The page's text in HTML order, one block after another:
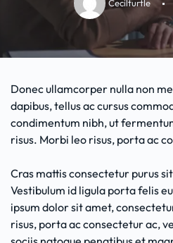
Cecilturtle
Donec ullamcorper nulla non
dapibus, tellus ac cursus
condimentum nibh, ut
risus. Morbi leo risus, porta ac
Cras mattis consectetur purus
Vestibulum id ligula porta felis
ipsum dolor sit amet,
risus, porta ac consectetur ac,